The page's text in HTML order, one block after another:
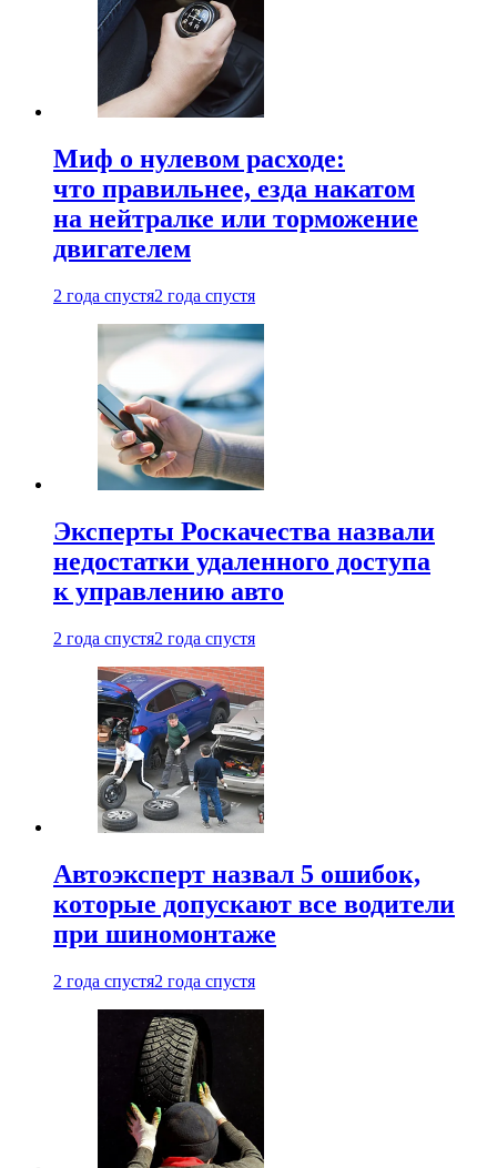
Миф о нулевом расходе:
что правильнее, езда накатом
на нейтралке или торможение
двигателем
2 года спустя2 года спустя
Эксперты Роскачества назвали
недостатки удаленного доступа
к управлению авто
2 года спустя2 года спустя
Автоэксперт назвал 5 ошибок,
которые допускают все водители
при шиномонтаже
2 года спустя2 года спустя